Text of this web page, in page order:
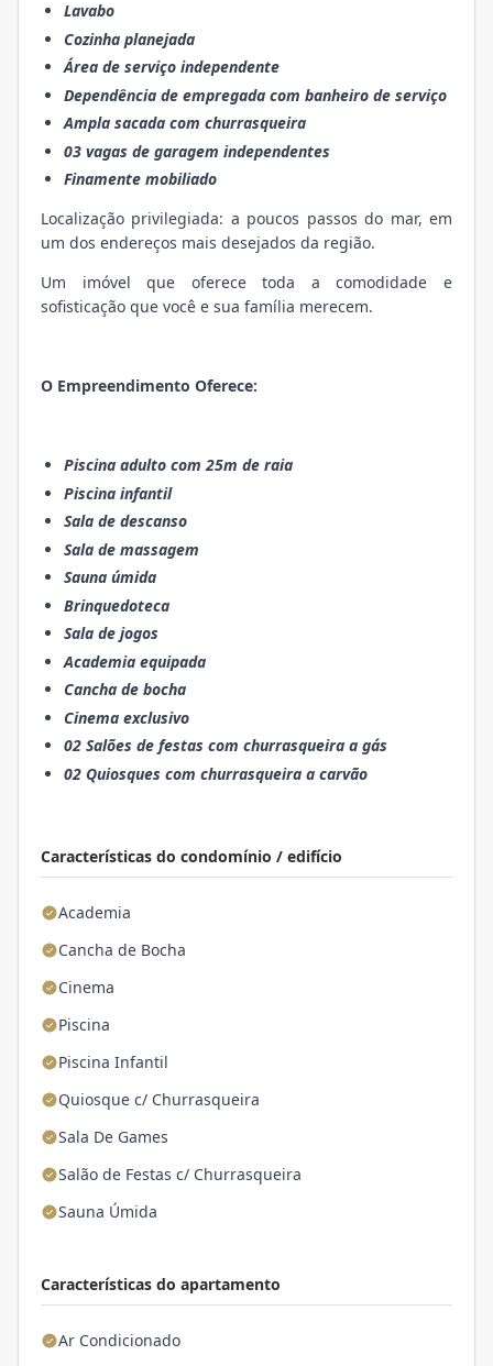
Características do condomínio / edifício
Academia
Cancha de Bocha
Cinema
Piscina
Piscina Infantil
Quiosque c/ Churrasqueira
Sala De Games
Salão de Festas c/ Churrasqueira
Sauna Úmida
Características do apartamento
Ar Condicionado
Lavabo
Cozinha planejada
Área de serviço independente
Dependência de empregada com banheiro de serviço
Ampla sacada com churrasqueira
03 vagas de garagem independentes
Finamente mobiliado
Localização privilegiada: a poucos passos do mar, em
um dos endereços mais desejados da região.
Um imóvel que oferece toda a comodidade e
sofisticação que você e sua família merecem.
O Empreendimento Oferece:
Piscina adulto com 25m de raia
Piscina infantil
Sala de descanso
Sala de massagem
Sauna úmida
Brinquedoteca
Sala de jogos
Academia equipada
Cancha de bocha
Cinema exclusivo
02 Salões de festas com churrasqueira a gás
02 Quiosques com churrasqueira a carvão